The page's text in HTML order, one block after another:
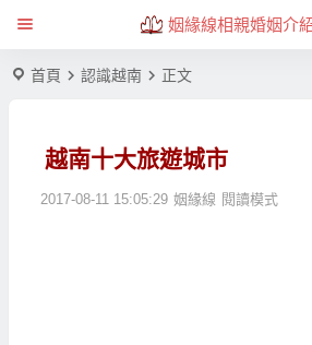
姻緣線相親婚姻介
首頁 認識越南 正文
越南十大旅遊城市
2017-08-11 15:05:29 姻緣線 閱讀模式